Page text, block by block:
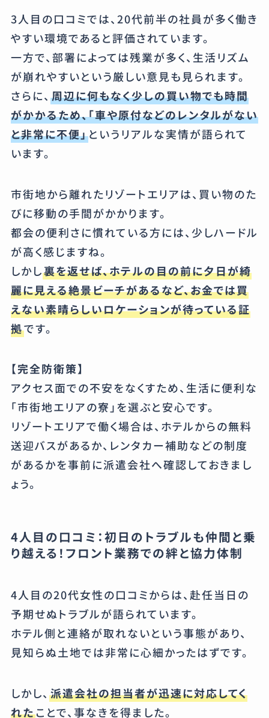
3人目の口コミでは、20代前半の社員が多く働き
やすい環境であると評価されています。
一方で、部署によっては残業が多く、生活リズム
が崩れやすいという厳しい意見も見られます。
さらに、 周辺に何もなく少しの買い物でも時間
がかかるため、「車や原付などのレンタルがない
と非常に不便」というリアルな実情が語られて
います。
市街地から離れたリゾートエリアは、買い物のた
びに移動の手間がかかります。
都会の便利さに慣れている方には、少しハードル
が高く感じますね。
しかし裏を返せば、ホテルの目の前に夕日が綺
麗に見える絶景ビーチがあるなど、お金では買
えない素晴らしいロケーションが待っている証
拠です。
【完全防衛策】
アクセス面での不安をなくすため、生活に便利な
「市街地エリアの寮」を選ぶと安心です。
リゾートエリアで働く場合は、ホテルからの無料
送迎バスがあるか、レンタカー補助などの制度
があるかを事前に派遣会社へ確認しておきまし
ょう。
4人目の口コミ：初日のトラブルも仲間と乗
り越える！フロント業務での絆と協力体制
4人目の20代女性の口コミからは、赴任当日の
予期せぬトラブルが語られています。
ホテル側と連絡が取れないという事態があり、
見知らぬ土地では非常に心細かったはずです。
しかし、 派遣会社の担当者が迅速に対応してく
れたことで、事なきを得ました。